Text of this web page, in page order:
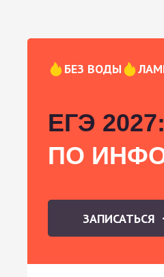
БЕЗ ВОДЫ
ЕГЭ 2027:
ПО
ЗАПИСАТЬСЯ